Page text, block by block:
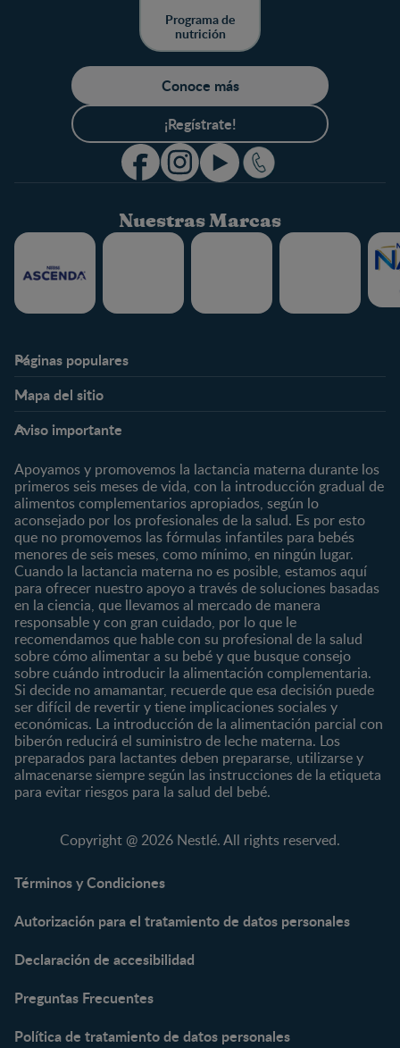
Programa de
nutrición
Conoce más
¡Regístrate!
Nuestras Marcas
Páginas populares
Expertos en Nutrición
Preguntas Frecuentes
¿Quiénes somos?
Marcas y productos
Nuestros Productos
Nuestras Marcas
Mapa del sitio
Preconcepción
Embarazo
Posparto
0 a 4 meses
4 a 6 meses
6 a 8 meses
8 a 12 meses
12 a 24 meses
Desde 2 años
Preescolar
Escolar
Nutrición
Salud
Maternidad
Paternidad
Vida en familia
Marcas
CERELAC®
GERBER®
KLIM®
NAN® 3
NAN® Optipro® 3
NAN® Supreme 3
NESTUM®
NESCARE®
Productos
Cereales Infantiles
Compotas y galletas
Fórmulas Infantiles
Herramientas
Aviso importante
Apoyamos y promovemos la lactancia materna durante los
primeros seis meses de vida, con la introducción gradual de
alimentos complementarios apropiados, según lo
aconsejado por los profesionales de la salud. Es por esto
que no promovemos las fórmulas infantiles para bebés
menores de seis meses, como mínimo, en ningún lugar.
Cuando la lactancia materna no es posible, estamos aquí
para ofrecer nuestro apoyo a través de soluciones basadas
en la ciencia, que llevamos al mercado de manera
responsable y con gran cuidado, por lo que le
recomendamos que hable con su profesional de la salud
sobre cómo alimentar a su bebé y que busque consejo
sobre cuándo introducir la alimentación complementaria.
Si decide no amamantar, recuerde que esa decisión puede
ser difícil de revertir y tiene implicaciones sociales y
económicas. La introducción de la alimentación parcial con
biberón reducirá el suministro de leche materna. Los
preparados para lactantes deben prepararse, utilizarse y
almacenarse siempre según las instrucciones de la etiqueta
para evitar riesgos para la salud del bebé.
Copyright @ 2026 Nestlé. All rights reserved.
Términos y Condiciones
Autorización para el tratamiento de datos personales
Declaración de accesibilidad
Preguntas Frecuentes
Política de tratamiento de datos personales